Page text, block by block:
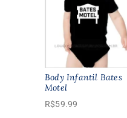
As
opções
podem
escolhidas
na
Body Infantil Bates
Motel
R$59.99